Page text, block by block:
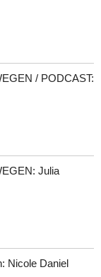
/ PODCAST:
Julia
Nicole Daniel